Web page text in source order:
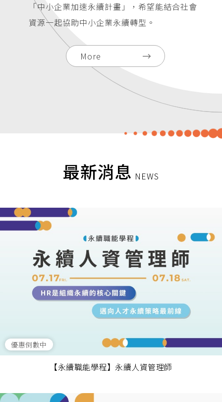
「中小企業加速永續計畫」，希望能結合社會
資源一起協助中小企業永續轉型。
More
最新消息 NEWS
優惠倒數中
【永續職能學程】永續人資管理師